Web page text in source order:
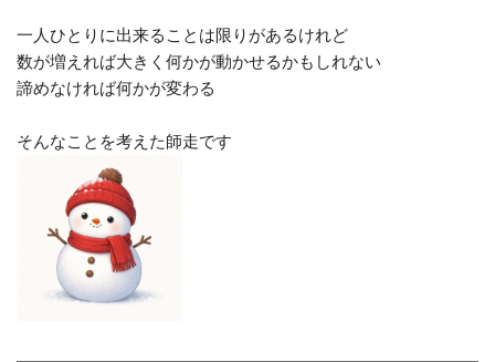
一人ひとりに出来ることは限りがあるけれど
数が増えれば大きく何かが動かせるかもしれない
諦めなければ何かが変わる
そんなことを考えた師走です